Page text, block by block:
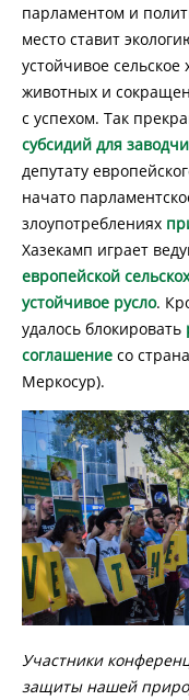
парламентом и
место ставит
устойчивое
животных и
с успехом. Так
субсидий для
депутату
начато
злоупотреблениях
Хазекамп играет
европейской
устойчивое русло.
удалось блокировать
соглашение со
Меркосур).
Участники
защиты нашей